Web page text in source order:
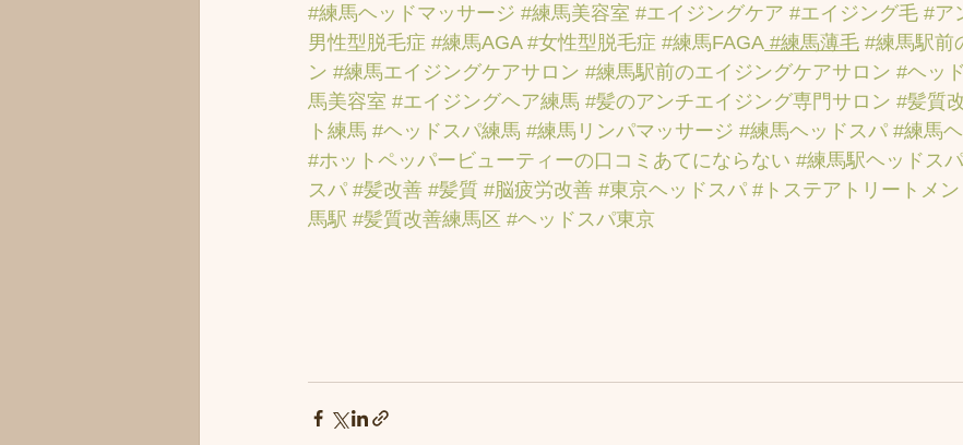
#練馬ヘッドマッサージ #練馬美容室 #エイジングケア #エイジング毛 #ア
男性型脱毛症 #練馬AGA #女性型脱毛症 #練馬FAGA #練馬薄毛 #練馬駅前
ン #練馬エイジングケアサロン #練馬駅前のエイジングケアサロン #ヘッ
馬美容室 #エイジングヘア練馬 #髪のアンチエイジング専門サロン #髪質
ト練馬 #ヘッドスパ練馬 #練馬リンパマッサージ #練馬ヘッドスパ #練馬
#ホットペッパービューティーの口コミあてにならない #練馬駅ヘッドスパ
スパ #髪改善 #髪質 #脳疲労改善 #東京ヘッドスパ #トステアトリートメン
馬駅 #髪質改善練馬区 #ヘッドスパ東京